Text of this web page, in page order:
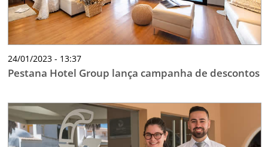
24/01/2023 - 13:37
Pestana Hotel Group lança campanha de descontos